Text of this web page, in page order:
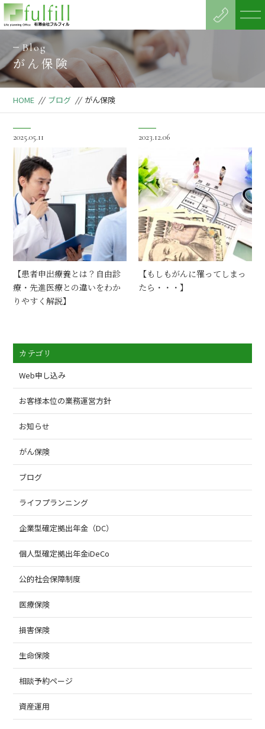
Blog
がん保険
HOME // ブログ // がん保険
2025.05.11
【患者申出療養とは？自由診
療・先進医療との違いをわか
りやすく解説】
2023.12.06
【もしもがんに罹ってしまっ
たら・・・】
カテゴリ
Web申し込み
お客様本位の業務運営方針
お知らせ
がん保険
ブログ
ライフプランニング
企業型確定拠出年金（DC）
個人型確定拠出年金iDeCo
公的社会保障制度
医療保険
損害保険
生命保険
相談予約ページ
資産運用